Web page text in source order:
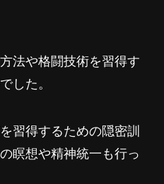
法や格闘技術を習得す
した。
習得するための隠密訓
瞑想や精神統一も行っ